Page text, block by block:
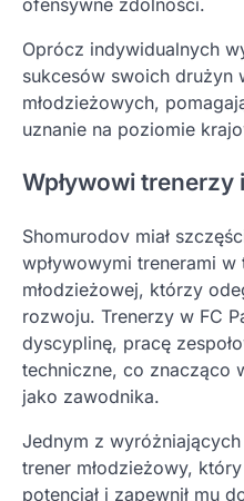
Oprócz indywidualnych
sukcesów swoich drużyn
młodzieżowych,
uznanie na poziomie
Wpływowi trenerzy
Shomurodov miał
wpływowymi trenerami
młodzieżowej, którzy
rozwoju. Trenerzy w FC
dyscyplinę, pracę
techniczne, co znacząco
jako zawodnika.
Jednym z
trener młodzieżowy,
potencjał i zapewnił mu